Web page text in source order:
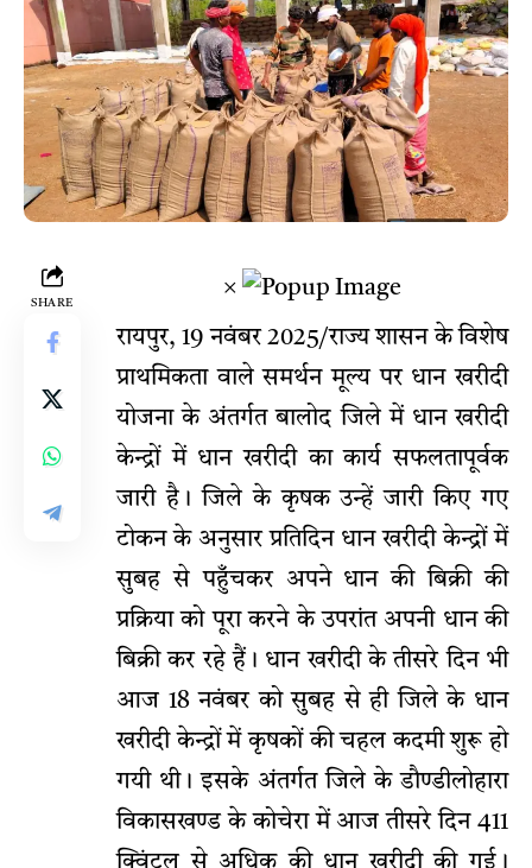
SHARE
×
रायपुर, 19 नवंबर 2025/राज्य शासन के विशेष
प्राथमिकता वाले समर्थन मूल्य पर धान खरीदी
योजना के अंतर्गत बालोद जिले में धान खरीदी
केन्द्रों में धान खरीदी का कार्य सफलतापूर्वक
जारी है। जिले के कृषक उन्हें जारी किए गए
टोकन के अनुसार प्रतिदिन धान खरीदी केन्द्रों में
सुबह से पहुँचकर अपने धान की बिक्री की
प्रक्रिया को पूरा करने के उपरांत अपनी धान की
बिक्री कर रहे हैं। धान खरीदी के तीसरे दिन भी
आज 18 नवंबर को सुबह से ही जिले के धान
खरीदी केन्द्रों में कृषकों की चहल कदमी शुरू हो
गयी थी। इसके अंतर्गत जिले के डौण्डीलोहारा
विकासखण्ड के कोचेरा में आज तीसरे दिन 411
क्विंटल से अधिक की धान खरीदी की गई।